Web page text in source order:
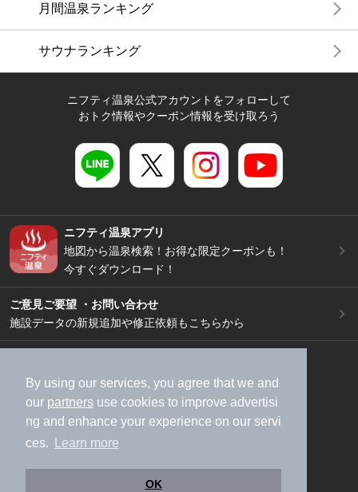
By using our services, you agree that we and
our partners use cookies to improve advertisi
ng and enhance your experience on our servi
ces.
Learn more
OK
月間温泉ランキング
サウナランキング
ニフティ温泉公式アカウントをフォローして
おトク情報やクーポン情報を受け取ろう
ニフティ温泉アプリ
地図から温泉検索！お得な限定クーポンも！
今すぐダウンロード！
ご意見ご要望 ・お問い合わせ
施設データの新規追加や修正依頼もこちらから
加盟店募集（資料請求）
広告出稿のご案内
利用規約
ライフスタイルMEMBERS+規約
特定商取引法に基づく表記
ヘルプ
採用情報
運営会社